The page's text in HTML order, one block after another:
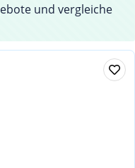
und vergleiche